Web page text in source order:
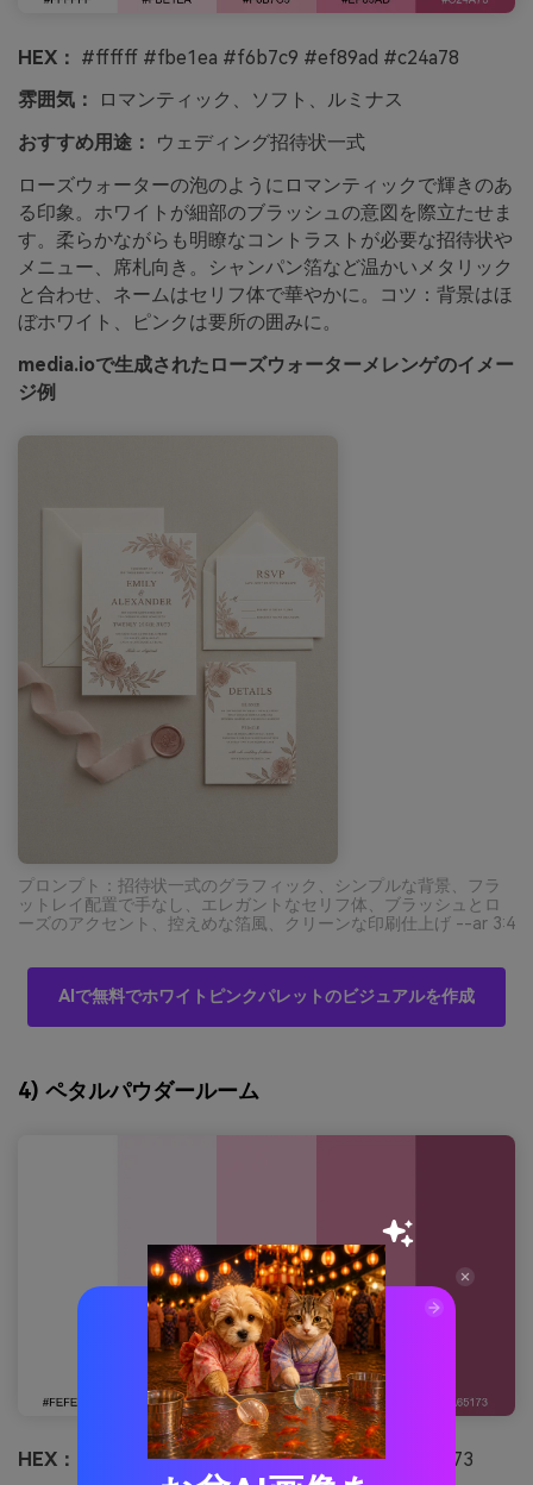
HEX： #ffffff #fbe1ea #f6b7c9 #ef89ad #c24a78
雰囲気：
ロマンティック、ソフト、ルミナス
おすすめ用途：
ウェディング招待状一式
ローズウォーターの泡のようにロマンティックで輝きのあ
る印象。ホワイトが細部のブラッシュの意図を際立たせま
す。柔らかながらも明瞭なコントラストが必要な招待状や
メニュー、席札向き。シャンパン箔など温かいメタリック
と合わせ、ネームはセリフ体で華やかに。コツ：背景はほ
ぼホワイト、ピンクは要所の囲みに。
media.ioで生成されたローズウォーターメレンゲのイメー
ジ例
プロンプト：招待状一式のグラフィック、シンプルな背景、フラ
ットレイ配置で手なし、エレガントなセリフ体、ブラッシュとロ
ーズのアクセント、控えめな箔風、クリーンな印刷仕上げ --ar 3:4
AIで無料でホワイトピンクパレットのビジュアルを作成
4) ペタルパウダールーム
HEX： #fefefe #f4e9ef #f3c1d5 #dc87a7 #a65173